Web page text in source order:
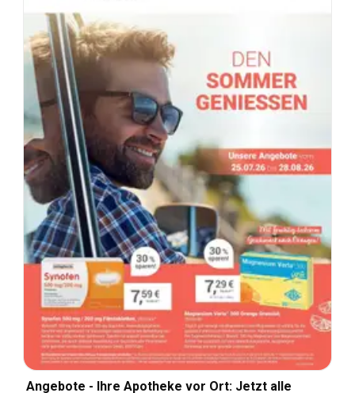
Angebote - Ihre Apotheke vor Ort: Jetzt alle